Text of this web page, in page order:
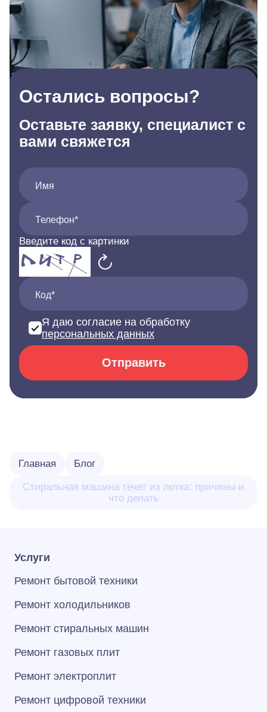
Остались вопросы?
Оставьте заявку, специалист с
вами свяжется
Имя
Телефон*
Введите код с картинки
Код*
Я даю согласие на обработку
персональных данных
Отправить
Главная Блог
Стиральная машина течет из лотка: причины и
что делать
Услуги
Ремонт бытовой техники
Ремонт холодильников
Ремонт стиральных машин
Ремонт газовых плит
Ремонт электроплит
Ремонт цифровой техники